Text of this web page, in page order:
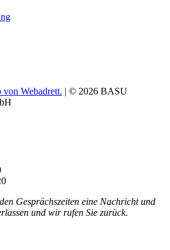
| © 2026 BASU
Gesprächszeiten eine Nachricht und
und wir rufen Sie zurück.